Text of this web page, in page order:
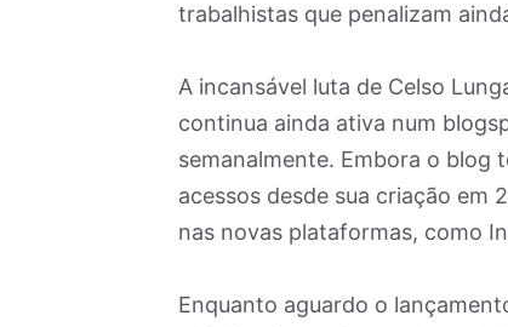
trabalhistas que penalizam
A incansável luta de Celso
continua ainda ativa num
semanalmente. Embora o blog
acessos desde sua criação em
nas novas plataformas, como
Enquanto aguardo o